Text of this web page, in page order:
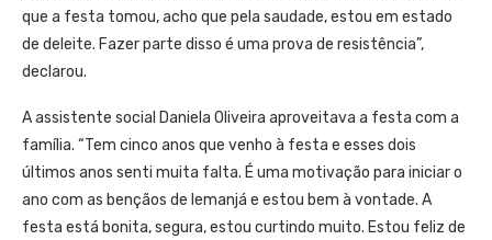
que a festa tomou, acho que pela saudade, estou em estado
de deleite. Fazer parte disso é uma prova de resistência”,
declarou.
A assistente social Daniela Oliveira aproveitava a festa com a
família. “Tem cinco anos que venho à festa e esses dois
últimos anos senti muita falta. É uma motivação para iniciar o
ano com as bençãos de Iemanjá e estou bem à vontade. A
festa está bonita, segura, estou curtindo muito. Estou feliz de